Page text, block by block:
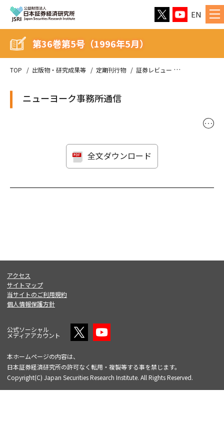
EN
TOP 出版物・研究成果等 定期刊行物 証券レビュー
第36巻第5号（1996年5月）
ニューヨーク事務所通信
･･･
全文ダウンロード
アクセス
サイトマップ
当サイトのご利用規約
個人情報保護方針
公式ソーシャル
メディアアカウント
本ホームページの内容は、
日本証券経済研究所の許可なく転用・複製等する事を禁じます。
Copyright(C) Japan Securities Research Institute. All Rights Reserved.